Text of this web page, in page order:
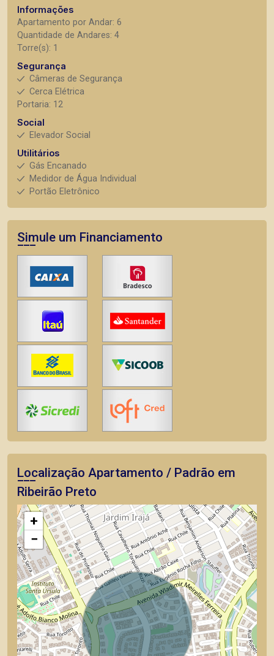
Informações
Apartamento por Andar: 6
Quantidade de Andares: 4
Torre(s): 1
Segurança
Câmeras de Segurança
Cerca Elétrica
Portaria: 12
Social
Elevador Social
Utilitários
Gás Encanado
Medidor de Água Individual
Portão Eletrônico
Simule um Financiamento
Localização Apartamento / Padrão em
Ribeirão Preto
+
−